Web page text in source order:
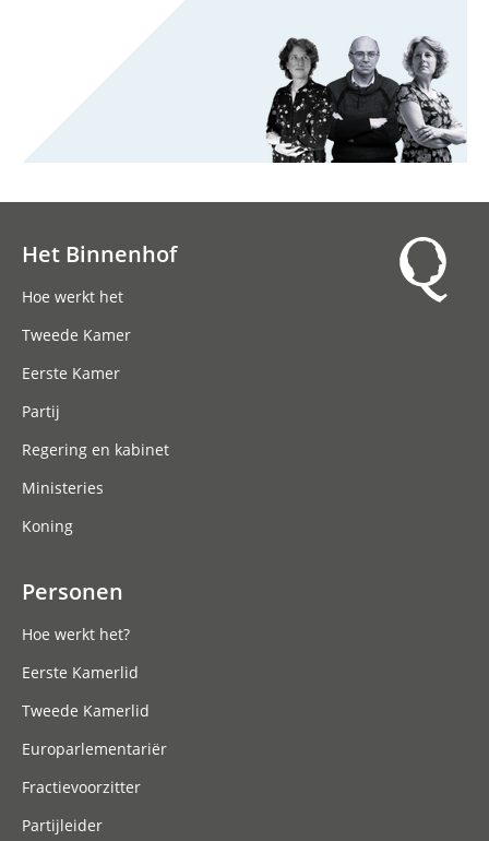
Het Binnenhof
Hoe werkt het
Tweede Kamer
Eerste Kamer
Partij
Regering en kabinet
Ministeries
Koning
Personen
Hoe werkt het?
Eerste Kamerlid
Tweede Kamerlid
Europarlementariër
Fractievoorzitter
Partijleider